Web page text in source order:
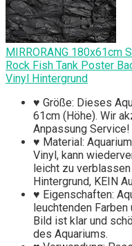
MIRRORANG 180x61cm
Rock Fish Tank Poster
Vinyl Hintergrund
♥ Größe: Dieses
61cm (Höhe). Wir
Anpassung Service!
♥ Material:
Vinyl, kann
leicht zu
Hintergrund, KEIN
♥ Eigenschaften:
leuchtenden
Bild ist klar und
des Aquariums.